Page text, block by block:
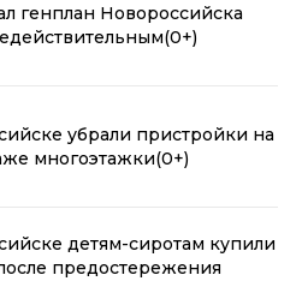
генплан Новороссийска
(0+)
убрали пристройки на
многоэтажки(0+)
детям-сиротам купили
предостережения